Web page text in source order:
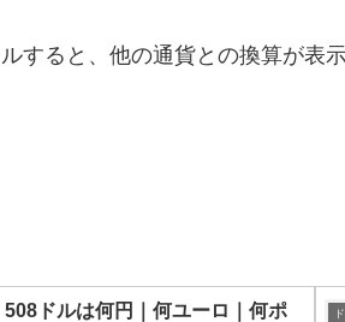
すると、他の通貨との換算が表示
508ドルは何円｜何ユーロ｜何ポ